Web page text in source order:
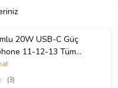
20W USB-C Güç
11-12-13 Tüm
Şarj Başlığı
(3)